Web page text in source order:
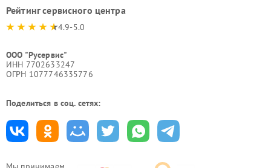
Рейтинг сервисного центра
4.9-5.0
ООО "Русервис"
ИНН 7702633247
ОГРН 1077746335776
Поделиться в соц. сетях: